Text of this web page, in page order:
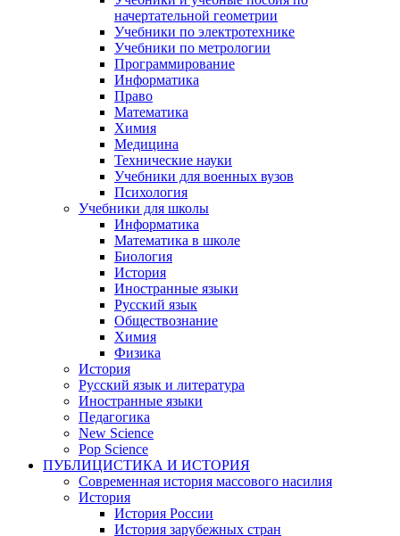
начертательной геометрии
Учебники по электротехнике
Учебники по метрологии
Программирование
Информатика
Право
Математика
Химия
Медицина
Технические науки
Учебники для военных вузов
Психология
Учебники для школы
Информатика
Математика в школе
Биология
История
Иностранные языки
Русский язык
Обществознание
Химия
Физика
История
Русский язык и литература
Иностранные языки
Педагогика
New Science
Pop Science
ПУБЛИЦИСТИКА И ИСТОРИЯ
Современная история массового насилия
История
История России
История зарубежных стран